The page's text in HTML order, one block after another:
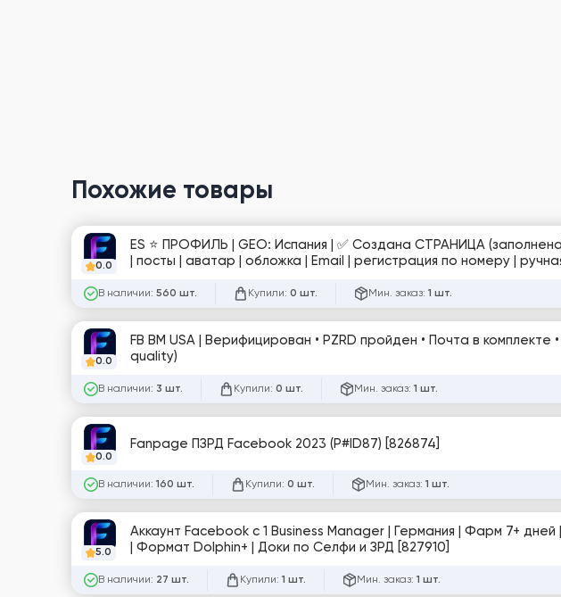
Похожие товары
0.0
ES ⭐️ ПРОФИЛЬ | GEO: Испания | ✅ Создана СТРАНИЦА (заполнена) | друзья 0–50+ | 3–8 фото | частично заполнен
| посты | аватар | обложка | Email | регистрация по номеру | ручная подготовка 5
В наличии: 560 шт. Купили: 0 шт. Мин. заказ: 1 шт.
0.0
FB BM USA | Верифицирован • PZRD пройден • Почта в
quality)
В наличии: 3 шт. Купили: 0 шт. Мин. заказ: 1 шт.
0.0
Fanpage ПЗРД Facebook 2023 (P#ID87) [826874]
В наличии: 160 шт. Купили: 0 шт. Мин. заказ: 1 шт.
5.0
Аккаунт Facebook с 1 Business Manager | Германия | Фарм 7+
| Формат Dolphin+ | Доки по Селфи и ЗРД [827910]
В наличии: 27 шт. Купили: 1 шт. Мин. заказ: 1 шт.